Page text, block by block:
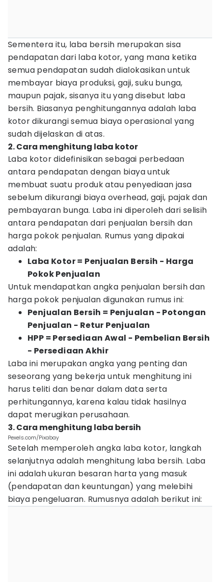
Sementera itu, laba bersih merupakan sisa
pendapatan dari laba kotor, yang mana ketika
semua pendapatan sudah dialokasikan untuk
membayar biaya produksi, gaji, suku bunga,
maupun pajak, sisanya itu yang disebut laba
bersih. Biasanya penghitungannya adalah laba
kotor dikurangi semua biaya operasional yang
sudah dijelaskan di atas.
2. Cara menghitung laba kotor
Laba kotor didefinisikan sebagai perbedaan
antara pendapatan dengan biaya untuk
membuat suatu produk atau penyediaan jasa
sebelum dikurangi biaya overhead, gaji, pajak dan
pembayaran bunga. Laba ini diperoleh dari selisih
antara pendapatan dari penjualan bersih dan
harga pokok penjualan. Rumus yang dipakai
adalah:
Laba Kotor = Penjualan Bersih - Harga
Pokok Penjualan
Untuk mendapatkan angka penjualan bersih dan
harga pokok penjualan digunakan rumus ini:
Penjualan Bersih = Penjualan - Potongan
Penjualan - Retur Penjualan
HPP = Persediaan Awal - Pembelian Bersih
- Persediaan Akhir
Laba ini merupakan angka yang penting dan
seseorang yang bekerja untuk menghitung ini
harus teliti dan benar dalam data serta
perhitungannya, karena kalau tidak hasilnya
dapat merugikan perusahaan.
3. Cara menghitung laba bersih
Pexels.com/Pixabay
Setelah memperoleh angka laba kotor, langkah
selanjutnya adalah menghitung laba bersih. Laba
ini adalah ukuran besaran harta yang masuk
(pendapatan dan keuntungan) yang melebihi
biaya pengeluaran. Rumusnya adalah berikut ini: